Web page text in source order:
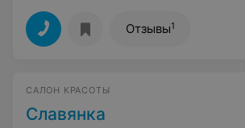
Отзывы1
САЛОН КРАСОТЫ
Славянка